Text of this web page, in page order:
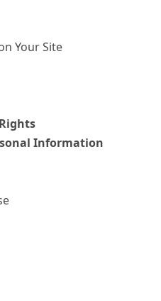
Your Site
Information